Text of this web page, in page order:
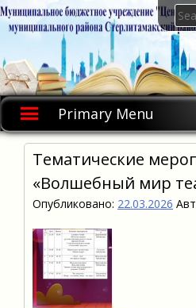
Skip
to
Primary Menu
for:
Тематические
«Волшебный мир
Опубликовано: 22.03.2026